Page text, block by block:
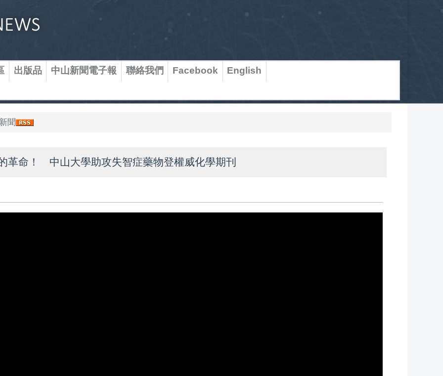
出版品 中山新聞電子報 聯絡我們 Facebook English
聞
革命！ 中山大學助攻失智症藥物登權威化學期刊